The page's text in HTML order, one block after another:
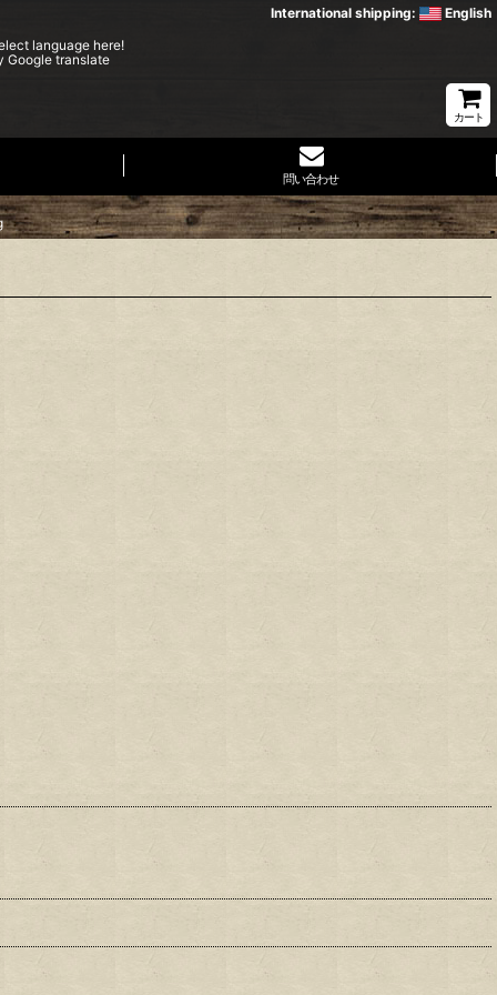
International shipping:
English
language here!
Google translate
カート
問い合わせ